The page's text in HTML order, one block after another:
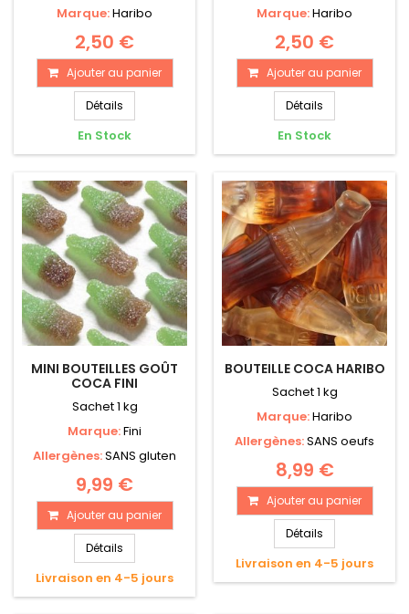
Marque:Haribo
2,50 €
Ajouter au panier
Détails
En Stock
Marque:Haribo
2,50 €
Ajouter au panier
Détails
En Stock
MINI BOUTEILLES GOÛT
COCA FINI
Sachet 1 kg
Marque:Fini
Allergènes:SANS gluten
9,99 €
Ajouter au panier
Détails
Livraison en 4-5 jours
BOUTEILLE COCA HARIBO
Sachet 1 kg
Marque:Haribo
Allergènes:SANS oeufs
8,99 €
Ajouter au panier
Détails
Livraison en 4-5 jours